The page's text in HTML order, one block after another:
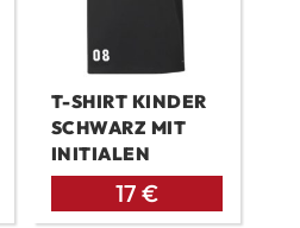
T-SHIRT KINDER
SCHWARZ MIT
INITIALEN
17€